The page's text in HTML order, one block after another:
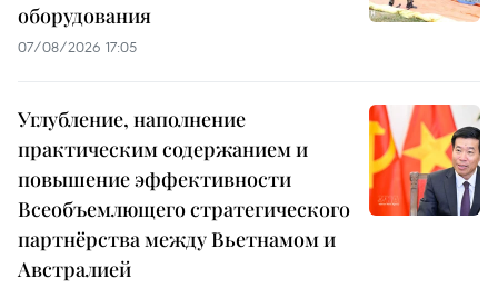
оборудования
07/08/2026 17:05
Углубление, наполнение
практическим содержанием и
повышение эффективности
Всеобъемлющего стратегического
партнёрства между Вьетнамом и
Австралией